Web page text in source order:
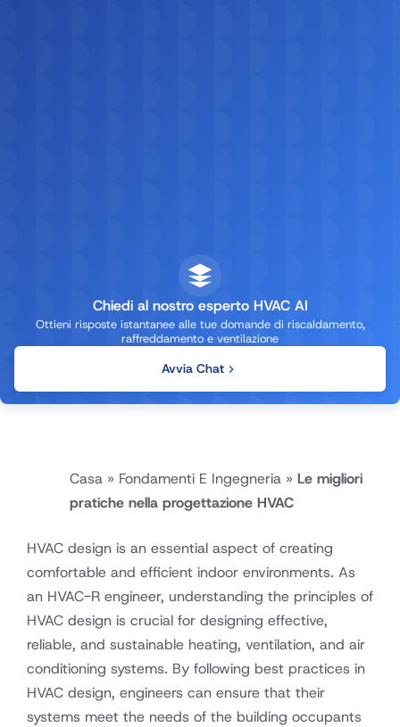
Chiedi al nostro esperto HVAC AI
Ottieni risposte istantanee alle tue domande di riscaldamento,
raffreddamento e ventilazione
Avvia Chat
Casa » Fondamenti E Ingegneria » Le migliori
pratiche nella progettazione HVAC
HVAC design is an essential aspect of creating
comfortable and efficient indoor environments. As
an HVAC-R engineer, understanding the principles of
HVAC design is crucial for designing effective,
reliable, and sustainable heating, ventilation, and air
conditioning systems. By following best practices in
HVAC design, engineers can ensure that their
systems meet the needs of the building occupants